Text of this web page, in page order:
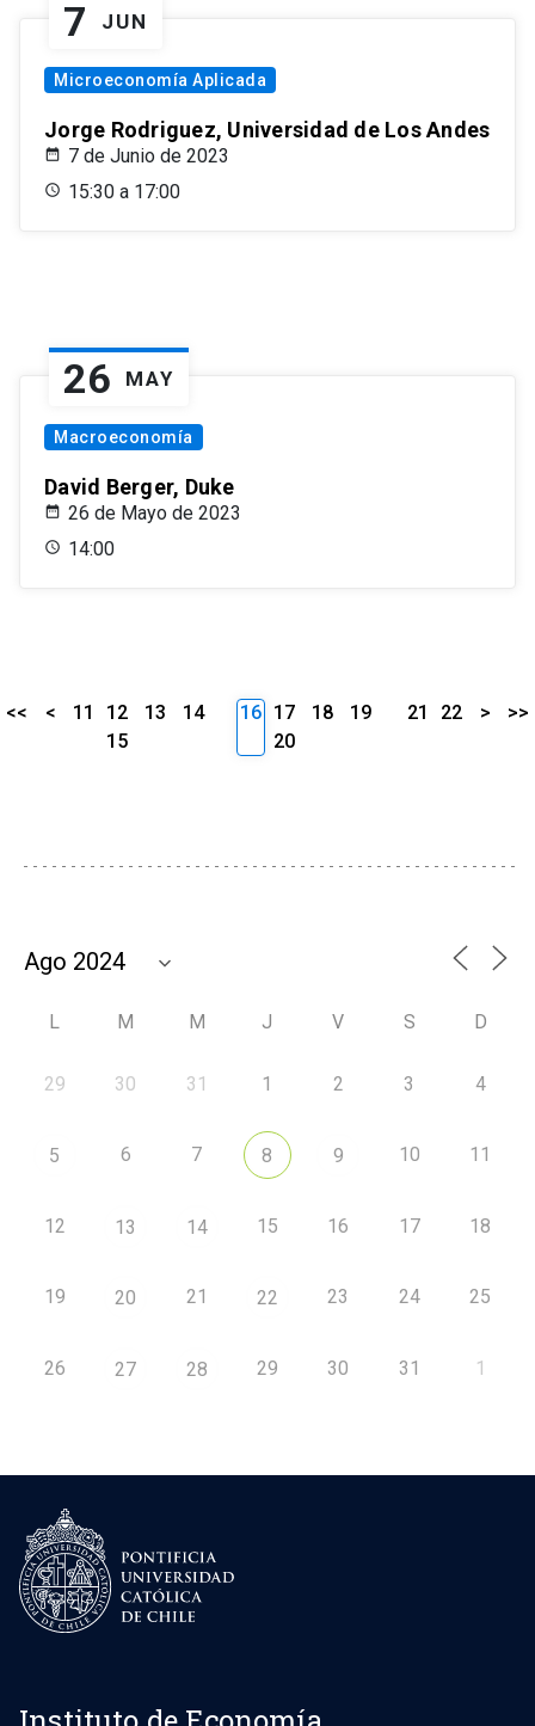
7 JUN
Microeconomía Aplicada
Jorge Rodriguez, Universidad de Los Andes
7 de Junio de 2023
15:30 a 17:00
26 MAY
Macroeconomía
David Berger, Duke
26 de Mayo de 2023
14:00
<< < 11 12 13
14
15
16 17 18
19
20
21 22 > >>
L M M J V S D
29 30 31 1 2 3 4
5 6 7 8 9 10 11
12 13 14 15 16 17 18
19 20 21 22 23 24 25
26 27 28 29 30 31 1